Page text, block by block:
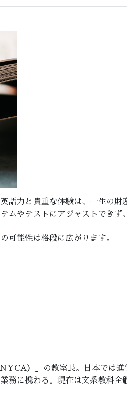
語力と貴重な体験は、一生の財
ムやテストにアジャストできず
可能性は格段に広がります。
）」の教室長。日本では進
務に携わる。現在は文系教科全